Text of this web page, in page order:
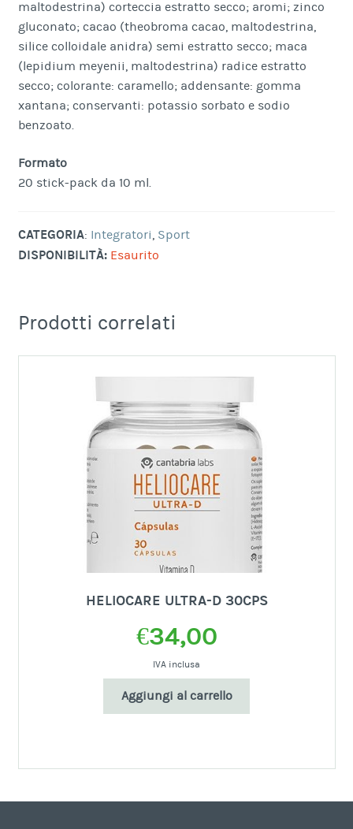
maltodestrina) corteccia estratto secco; aromi; zinco
gluconato; cacao (theobroma cacao, maltodestrina,
silice colloidale anidra) semi estratto secco; maca
(lepidium meyenii, maltodestrina) radice estratto
secco; colorante: caramello; addensante: gomma
xantana; conservanti: potassio sorbato e sodio
benzoato.
Formato
20 stick-pack da 10 ml.
CATEGORIA: Integratori, Sport
DISPONIBILITÀ: Esaurito
Prodotti correlati
HELIOCARE ULTRA-D 30CPS
€34,00
IVA inclusa
Aggiungi al carrello